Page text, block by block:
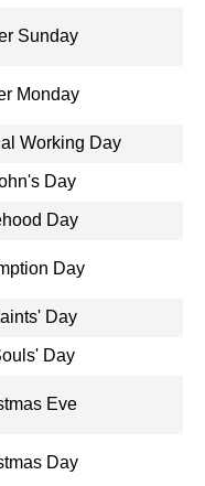
Sunday
Monday
Working Day
Day
Day
Day
Day
Day
Eve
Day